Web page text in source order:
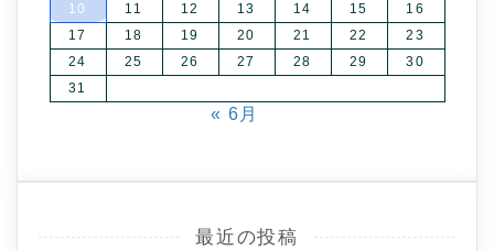
10
11 12 13 14 15
16
17
18 19 20 21 22
23
24
25 26 27 28 29
30
31
« 6月
最近の投稿